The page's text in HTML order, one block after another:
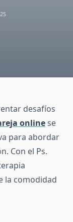
desafíos
onlinese
para abordar
Con el Ps.
la comodidad